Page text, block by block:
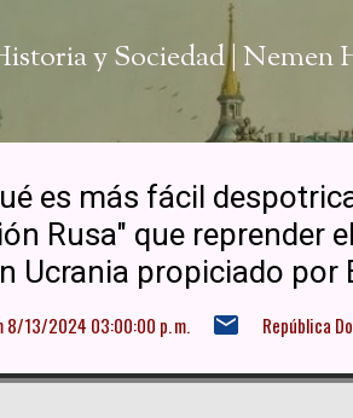
y Sociedad | Nemen
es más fácil
Rusa" que reprender
Ucrania propiciado por
8/13/2024 03:00:00 p. m. República